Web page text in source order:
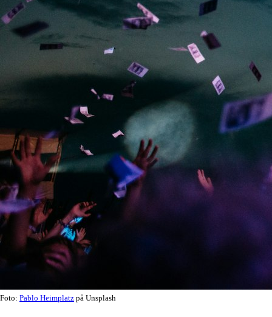
Foto: Pablo Heimplatz på Unsplash